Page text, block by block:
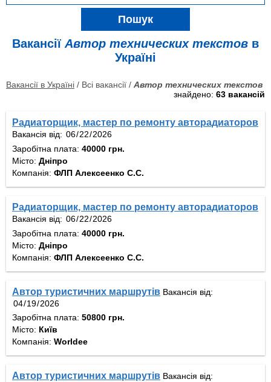
Пошук
Вакансії Автор технических текстов в
Україні
Вакансії в Україні / Всі вакансії / Автор технических текстов
знайдено: 63 вакансій
Радиаторщик, мастер по ремонту авторадиаторов
Вакансія від:
Заробітна плата: 40000 грн.
Місто: Дніпро
Компанія: ФЛП Алексеенко С.С.
Радиаторщик, мастер по ремонту авторадиаторов
Вакансія від:
Заробітна плата: 40000 грн.
Місто: Дніпро
Компанія: ФЛП Алексеенко С.С.
Автор туристичних маршрутів Вакансія від:
Заробітна плата: 50800 грн.
Місто: Київ
Компанія: Worldee
Автор туристичних маршрутів Вакансія від: